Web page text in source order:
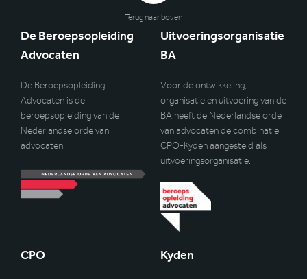
Terug naar boven
De Beroepsopleiding
Advocaten
De Beroepsopleiding
Advocaten is de
beroepsopleiding van de
Nederlandse orde van
advocaten.
Uitvoeringsorganisatie
BA
Voor de ontwikkeling,
organisatie en uitvoering van de
BA heeft de Nederlandse orde
van advocaten de combinatie
CPO-Kyden aangesteld als
uitvoeringsorganisatie.
CPO Kyden